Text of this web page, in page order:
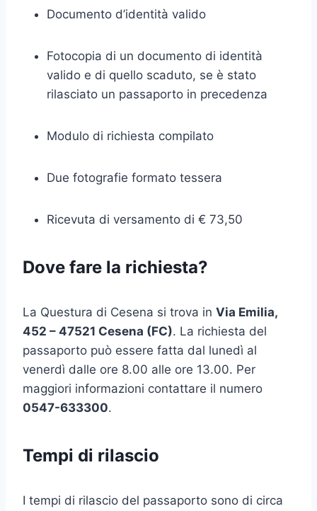
Documento d’identità valido
Fotocopia di un documento di identità
valido e di quello scaduto, se è stato
rilasciato un passaporto in precedenza
Modulo di richiesta compilato
Due fotografie formato tessera
Ricevuta di versamento di € 73,50
Dove fare la richiesta?
La Questura di Cesena si trova in Via Emilia,
452 – 47521 Cesena (FC). La richiesta del
passaporto può essere fatta dal lunedì al
venerdì dalle ore 8.00 alle ore 13.00. Per
maggiori informazioni contattare il numero
0547-633300.
Tempi di rilascio
I tempi di rilascio del passaporto sono di circa